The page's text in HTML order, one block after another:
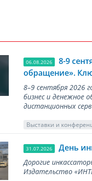
06.08.2026
8-9
обращение».
8–9 сентября 2026
бизнес и денежное
дистанционных
Выставки и
31.07.2026 День
Дорогие
Издательство